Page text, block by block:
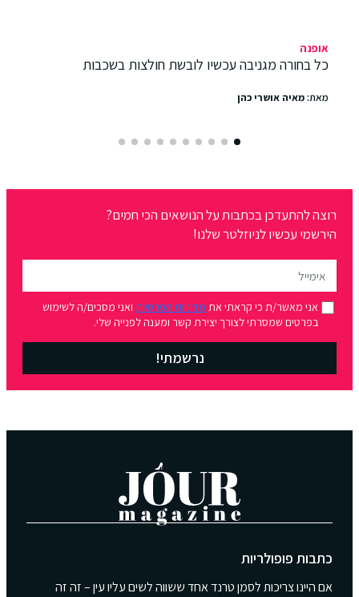
אופנה
כל בחורה מגניבה עכשיו לובשת חולצות בשכבות
מאת:מאיה אושרי כהן
רוצה להתעדכן בכתבות על הנושאים הכי חמים?
הירשמי עכשיו לניוזלטר שלנו!
אני מאשר/ת כי קראתי את מדיניות הפרטיות ואני מסכים/ה לשימוש
בפרטים שמסרתי לצורך יצירת קשר ומענה לפנייה שלי.
נרשמתי!
כתבות פופולריות
אם היינו צריכות לסמן טרנד אחד ששווה לשים עליו עין – זה זה